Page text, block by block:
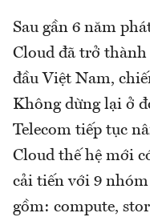
Sau gần 6 năm
Cloud đã trở
đầu Việt Nam,
Không dừng lại ở
Telecom tiếp tục
Cloud thế hệ mới
cải tiến với 9
gồm: compute,